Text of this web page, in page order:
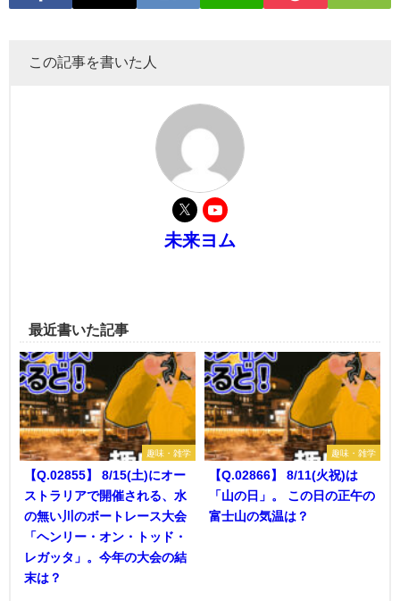
この記事を書いた人
未来ヨム
最近書いた記事
趣味・雑学
【Q.02855】 8/15(土)にオー
ストラリアで開催される、水
の無い川のボートレース大会
「ヘンリー・オン・トッド・
レガッタ」。今年の大会の結
末は？
趣味・雑学
【Q.02866】 8/11(火祝)は
「山の日」。 この日の正午の
富士山の気温は？